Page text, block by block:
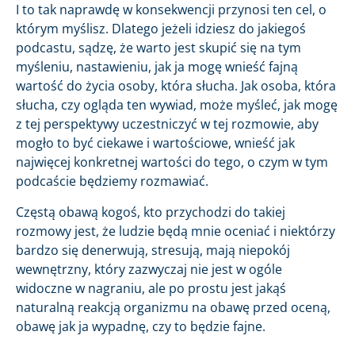
I to tak naprawdę w konsekwencji przynosi ten cel, o
którym myślisz. Dlatego jeżeli idziesz do jakiegoś
podcastu, sądzę, że warto jest skupić się na tym
myśleniu, nastawieniu, jak ja mogę wnieść fajną
wartość do życia osoby, która słucha. Jak osoba, która
słucha, czy ogląda ten wywiad, może myśleć, jak mogę
z tej perspektywy uczestniczyć w tej rozmowie, aby
mogło to być ciekawe i wartościowe, wnieść jak
najwięcej konkretnej wartości do tego, o czym w tym
podcaście będziemy rozmawiać.
Częstą obawą kogoś, kto przychodzi do takiej
rozmowy jest, że ludzie będą mnie oceniać i niektórzy
bardzo się denerwują, stresują, mają niepokój
wewnętrzny, który zazwyczaj nie jest w ogóle
widoczne w nagraniu, ale po prostu jest jakąś
naturalną reakcją organizmu na obawę przed oceną,
obawę jak ja wypadnę, czy to będzie fajne.